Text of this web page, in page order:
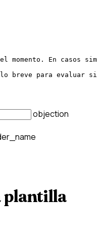
momento. En
breve para evaluar
objection
plantilla